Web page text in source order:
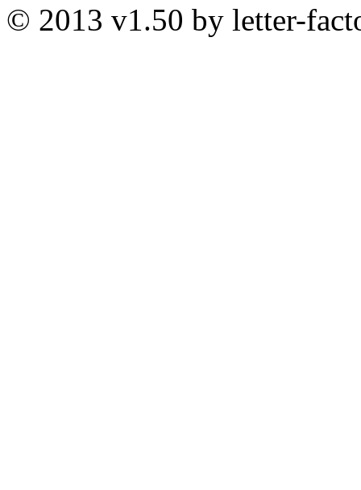
© 2013 v1.50 by letter-